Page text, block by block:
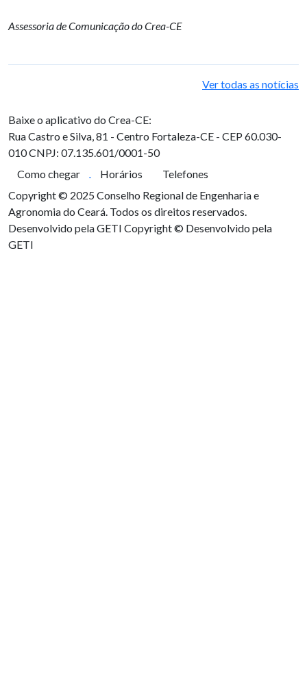
Assessoria de Comunicação do Crea-CE
Ver todas as notícias
Baixe o aplicativo do Crea-CE:
Rua Castro e Silva, 81 - Centro Fortaleza-CE - CEP 60.030-
010CNPJ: 07.135.601/0001-50
Como chegar
Horários
Telefones
Copyright © 2025 Conselho Regional de Engenharia e
Agronomia do Ceará. Todos os direitos reservados.
Desenvolvido pela GETI Copyright © Desenvolvido pela
GETI